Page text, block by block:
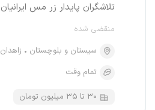
تلاشگران پایدار زر مس ایرانیان
منقضی شده
سیستان و بلوچستان
زاهدان
تمام وقت
۳۰ تا ۳۵ میلیون تومان